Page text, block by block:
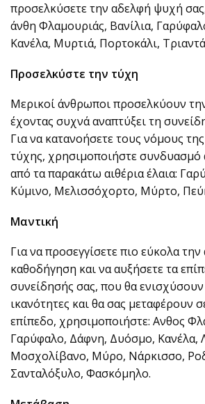
προσελκύσετε την αδελφή ψυχή
άνθη Φλαμουριάς, Βανίλια,
Κανέλα, Μυρτιά, Πορτοκάλι,
Προσελκύστε την τύχη
Μερικοί άνθρωποι προσελκύουν
έχοντας συχνά αναπτύξει τη
Για να κατανοήσετε τους νόμους
τύχης, χρησιμοποιήστε συνδυασμό
από τα παρακάτω αιθέρια έλαια:
Κύμινο, Μελισσόχορτο, Μύρτο,
Μαντική
Για να προσεγγίσετε πιο εύκολα
καθοδήγηση και να αυξήσετε τα
συνείδησής σας, που θα ενισχύσουν
ικανότητες και θα σας μεταφέρουν
επίπεδο, χρησιμοποιήστε: Ανθος
Γαρύφαλο, Δάφνη, Δυόσμο, Κανέλα,
Μοσχολίβανο, Μύρο, Νάρκισσο,
Σανταλόξυλο, Φασκόμηλο.